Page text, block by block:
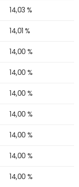
14,03 %
14,01 %
14,00 %
14,00 %
14,00 %
14,00 %
14,00 %
14,00 %
14,00 %